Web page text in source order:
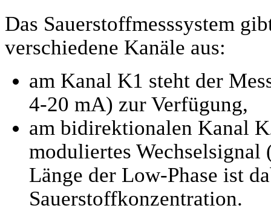
Das Sauerstoffmesssystem
verschiedene Kanäle aus:
am Kanal K1 steht der
4-20 mA) zur Verfügung,
am bidirektionalen Kanal
moduliertes
Länge der Low-Phase ist
Sauerstoffkonzentration.